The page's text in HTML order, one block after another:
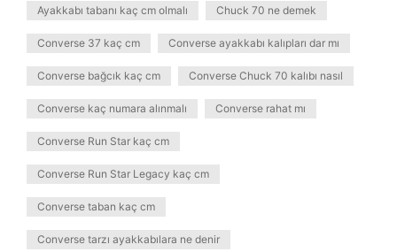
Ayakkabı tabanı kaç cm olmalı Chuck 70 ne demek
Converse 37 kaç cm Converse ayakkabı kalıpları dar mı
Converse bağcık kaç cm Converse Chuck 70 kalıbı nasıl
Converse kaç numara alınmalı Converse rahat mı
Converse Run Star kaç cm
Converse Run Star Legacy kaç cm
Converse taban kaç cm
Converse tarzı ayakkabılara ne denir